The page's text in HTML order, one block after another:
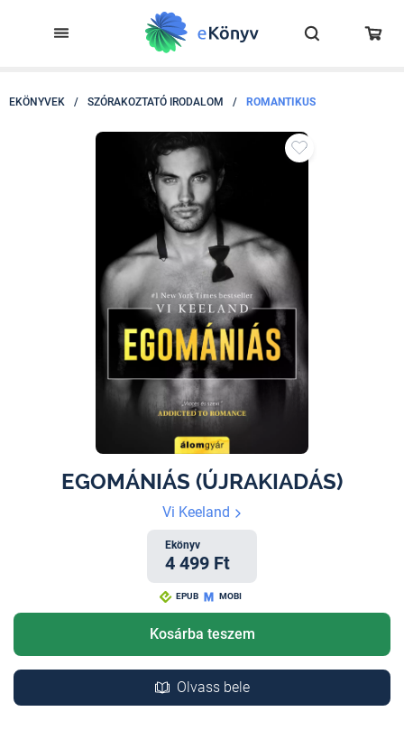
EKÖNYVEK / SZÓRAKOZTATÓ IRODALOM / ROMANTIKUS
EGOMÁNIÁS (ÚJRAKIADÁS)
Vi Keeland
Ekönyv
4 499 Ft
EPUB MOBI
Kosárba teszem
Olvass bele